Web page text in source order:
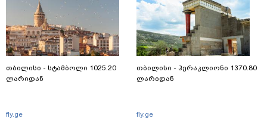
თბილისი - სტამბოლი 1025.20
თბილისი - ჰერაკლიონი 1370.80